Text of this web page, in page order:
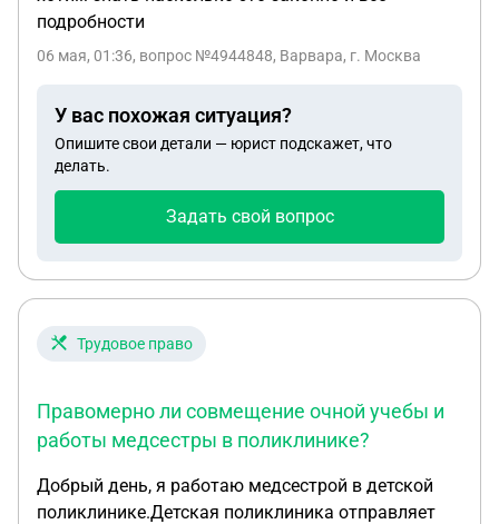
подробности
06 мая, 01:36, вопрос №4944848, Варвара, г. Москва
У вас похожая ситуация?
Опишите свои детали — юрист подскажет, что
делать.
Задать свой вопрос
Трудовое право
Правомерно ли совмещение очной учебы и
работы медсестры в поликлинике?
Добрый день, я работаю медсестрой в детской
поликлинике.Детская поликлиника отправляет